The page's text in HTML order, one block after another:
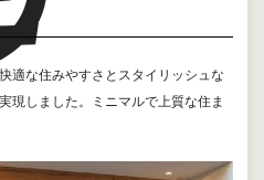
適な住みやすさとスタイリッシュな
現しました。ミニマルで上質な住ま